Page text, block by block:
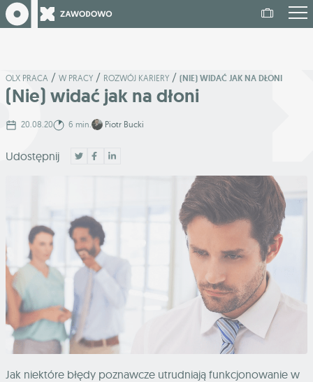
OLX PRACA / W PRACY / ROZWÓJ KARIERY / (NIE) WIDAĆ JAK NA DŁONI
(Nie) widać jak na dłoni
20.08.20 6 min. Piotr Bucki
Udostępnij
Jak niektóre błędy poznawcze utrudniają funkcjonowanie w